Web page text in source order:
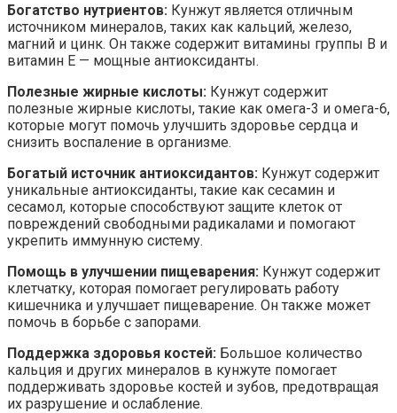
Богатство нутриентов: Кунжут является отличным
источником минералов, таких как кальций, железо,
магний и цинк. Он также содержит витамины группы В и
витамин Е — мощные антиоксиданты.
Полезные жирные кислоты: Кунжут содержит
полезные жирные кислоты, такие как омега-3 и омега-6,
которые могут помочь улучшить здоровье сердца и
снизить воспаление в организме.
Богатый источник антиоксидантов: Кунжут содержит
уникальные антиоксиданты, такие как сесамин и
сесамол, которые способствуют защите клеток от
повреждений свободными радикалами и помогают
укрепить иммунную систему.
Помощь в улучшении пищеварения: Кунжут содержит
клетчатку, которая помогает регулировать работу
кишечника и улучшает пищеварение. Он также может
помочь в борьбе с запорами.
Поддержка здоровья костей: Большое количество
кальция и других минералов в кунжуте помогает
поддерживать здоровье костей и зубов, предотвращая
их разрушение и ослабление.